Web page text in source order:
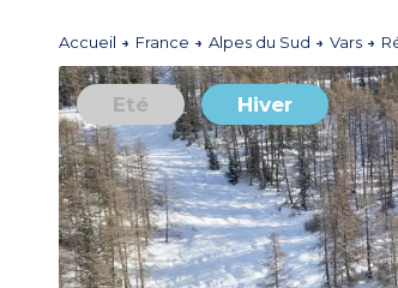
Accueil France Alpes du Sud Vars
Eté Hiver